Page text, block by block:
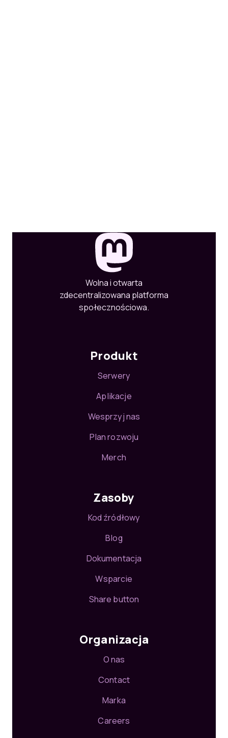
Wolna i otwarta
zdecentralizowana platforma
społecznościowa.
Produkt
Serwery
Aplikacje
Wesprzyj nas
Plan rozwoju
Merch
Zasoby
Kod źródłowy
Blog
Dokumentacja
Wsparcie
Share button
Organizacja
O nas
Contact
Marka
Careers